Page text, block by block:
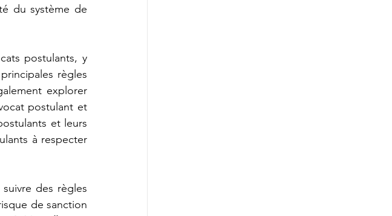
du système de
postulants, y
règles
explorer
postulant et
et leurs
à respecter
des règles
de sanction